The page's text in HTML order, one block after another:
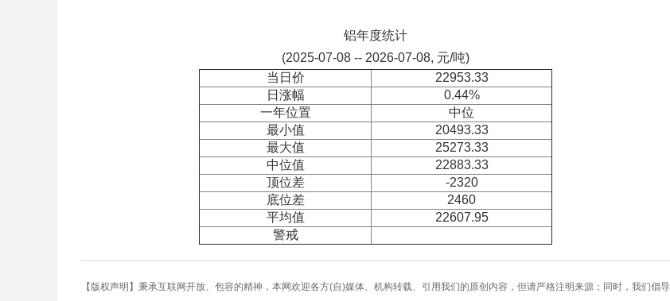
铝年度统计
(2025-07-08 -- 2026-07-08, 元/吨)
当日价
22953.33
日涨幅
0.44%
一年位置
中位
最小值
20493.33
最大值
25273.33
中位值
22883.33
顶位差
-2320
底位差
2460
平均值
22607.95
警戒
【版权声明】秉承互联网开放、包容的精神，本网欢迎各方(自)媒体、机构转载、引用我们的原创内容，但请严格注明来源；同时，我们倡导